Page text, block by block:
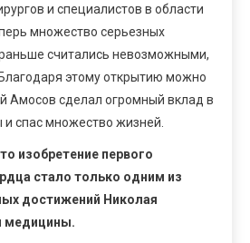
и специалистов в области
множество серьезных
считались невозможными,
этому открытию можно
Амосов сделал огромный вклад в
спас множество жизней.
изобретение первого
стало только одним из
достижений Николая
медицины.